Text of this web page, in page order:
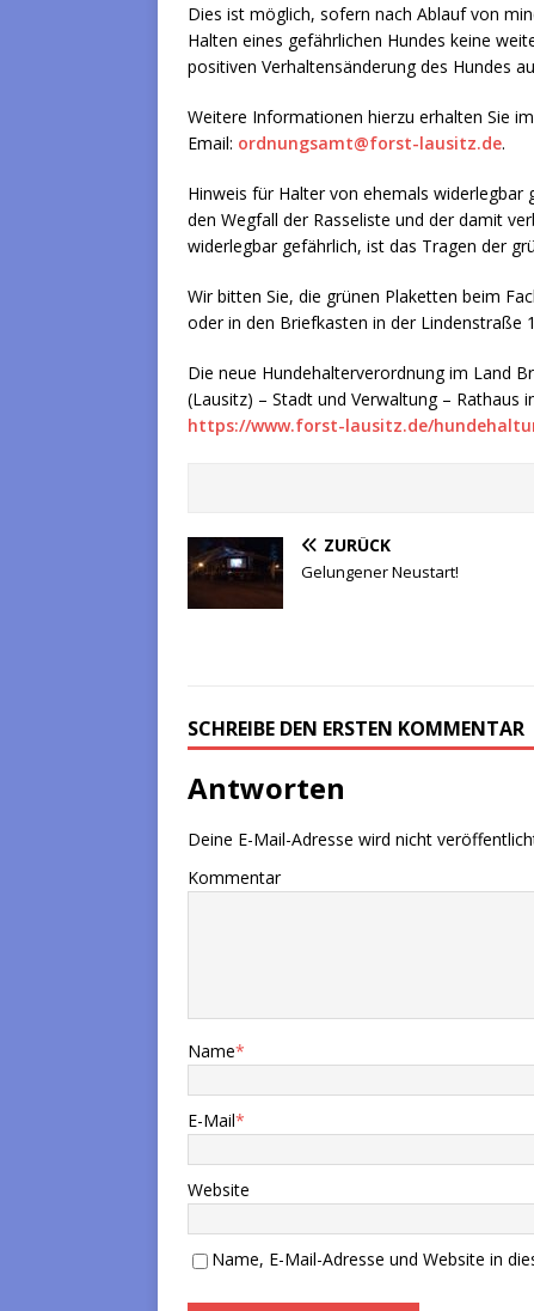
Dies ist möglich, sofern nach Ablauf von
Halten eines gefährlichen Hundes keine
positiven Verhaltensänderung des Hundes
Weitere Informationen hierzu erhalten Sie
Email: ordnungsamt@forst-lausitz.de.
Hinweis für Halter von ehemals widerlegbar
den Wegfall der Rasseliste und der damit
widerlegbar gefährlich, ist das Tragen der
Wir bitten Sie, die grünen Plaketten beim
oder in den Briefkasten in der Lindenstraße
Die neue Hundehalterverordnung im Land
(Lausitz) – Stadt und Verwaltung – Rathaus
https://www.forst-lausitz.de/
ZURÜCK
Gelungener Neustart!
SCHREIBE DEN ERSTEN KOMMENTAR
Antworten
Deine E-Mail-Adresse wird nicht
Kommentar
Name*
E-Mail*
Website
Name, E-Mail-Adresse und Website in